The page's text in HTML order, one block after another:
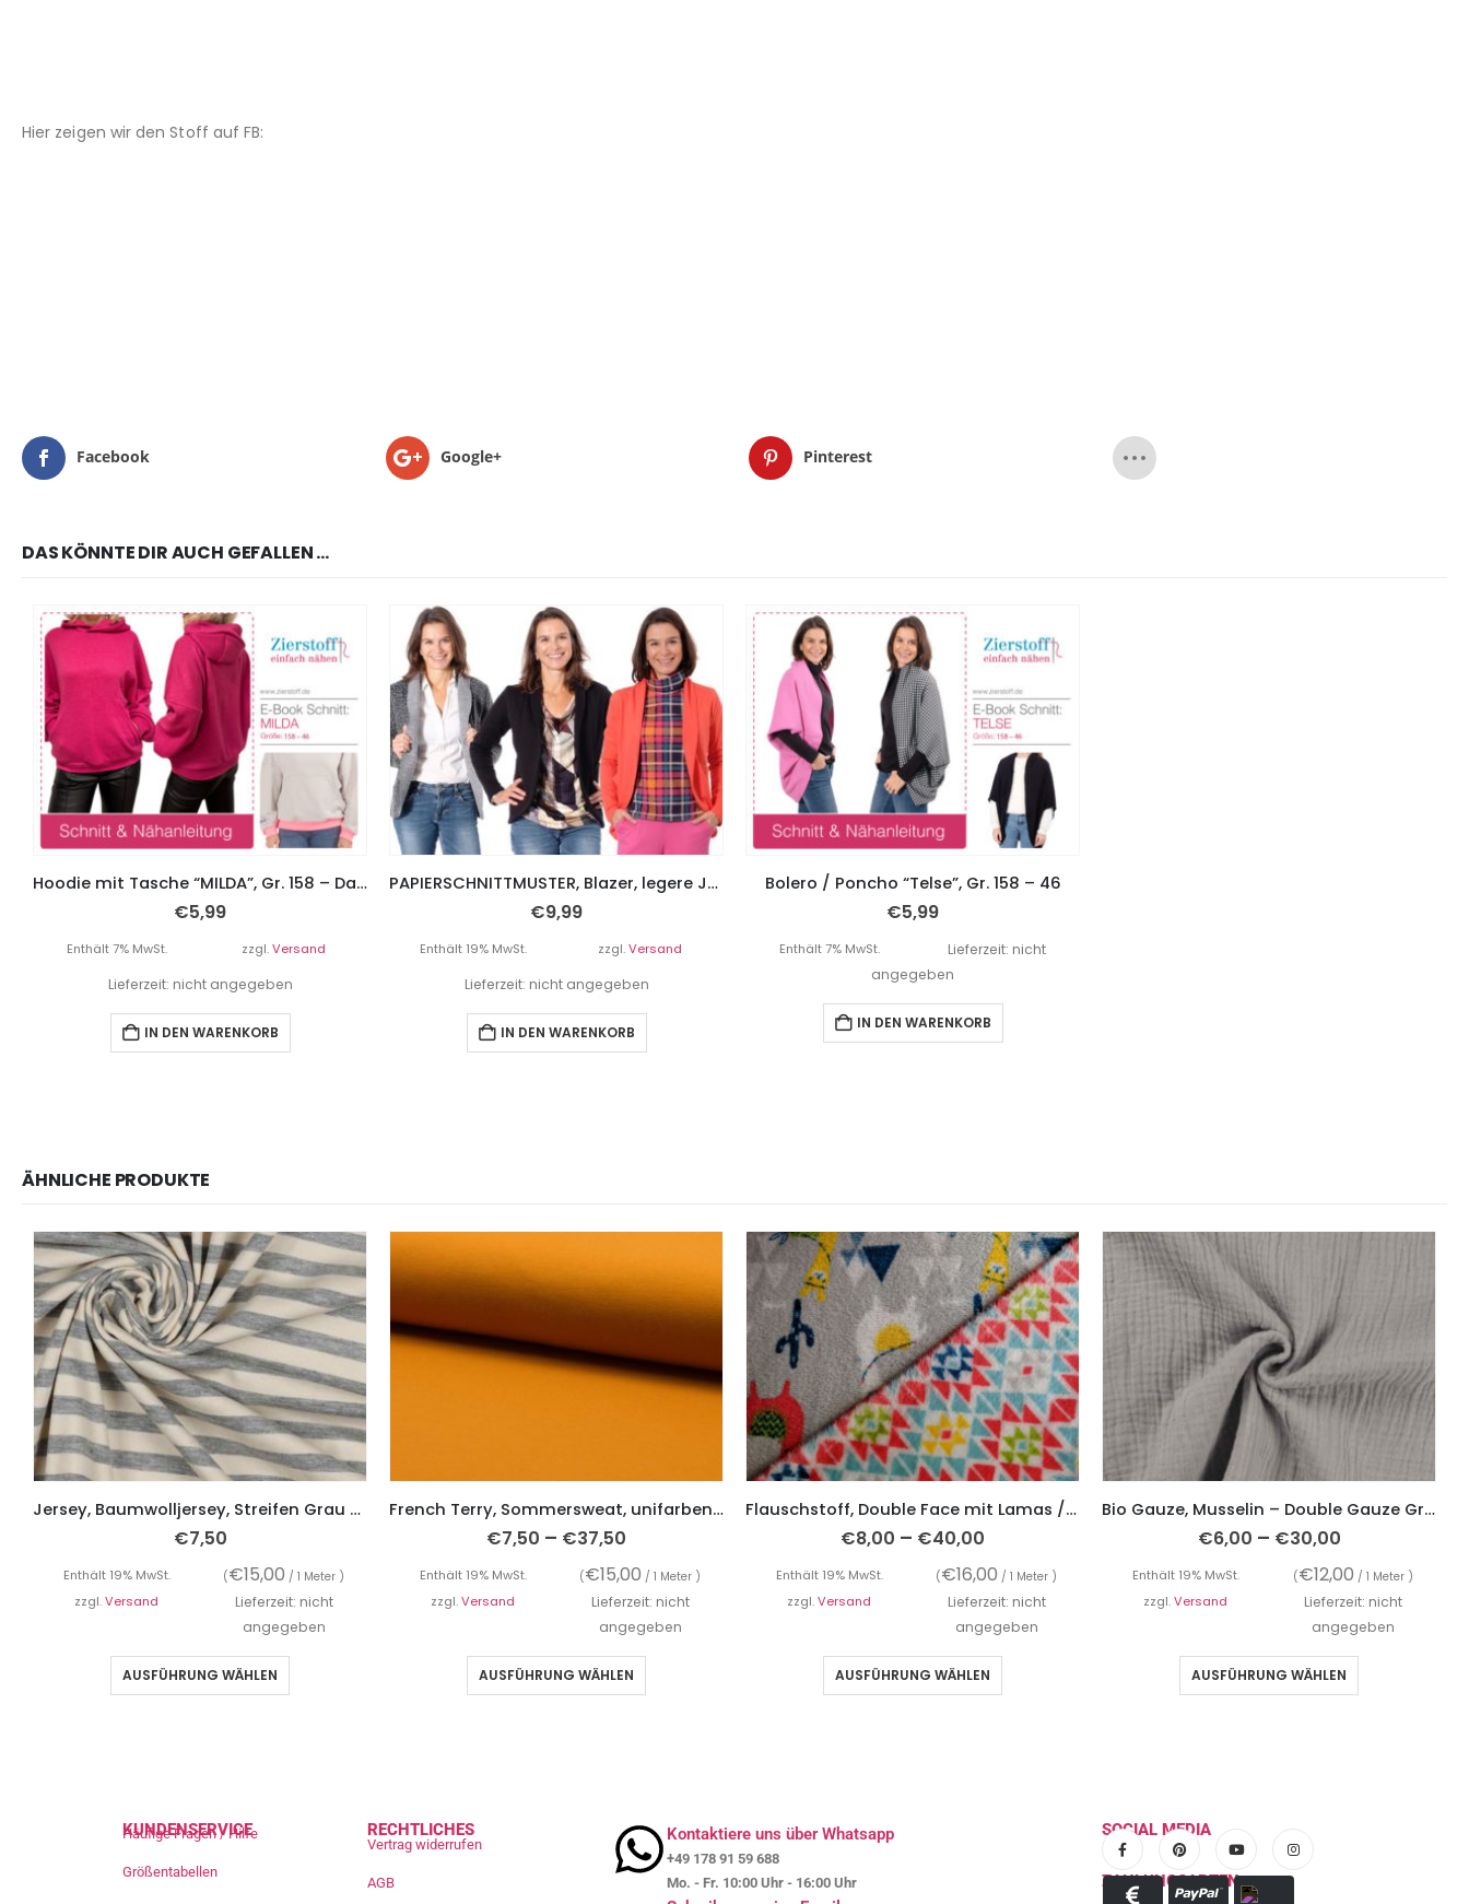
Hier zeigen wir den Stoff auf FB:
Facebook Google+ Pinterest
DAS KÖNNTE DIR AUCH GEFALLEN …
Hoodie mit Tasche “MILDA”, Gr. 158 – Damengr. 46
€5,99
Enthält 7% MwSt. zzgl.Versand
Lieferzeit: nicht angegeben
IN DEN WARENKORB
PAPIERSCHNITTMUSTER, Blazer, legere Jacke “LILO” – Gr. 158 – Damengr. 46
€9,99
Enthält 19% MwSt. zzgl.Versand
Lieferzeit: nicht angegeben
IN DEN WARENKORB
Bolero / Poncho “Telse”, Gr. 158 – 46
€5,99
Enthält 7% MwSt.
Lieferzeit: nicht
angegeben
IN DEN WARENKORB
ÄHNLICHE PRODUKTE
Jersey, Baumwolljersey, Streifen Grau Melange / Ecru
€7,50
Enthält 19% MwSt. (€15,00 / 1 Meter )
zzgl.Versand
Lieferzeit: nicht
angegeben
AUSFÜHRUNG WÄHLEN
French Terry, Sommersweat, unifarben Curry, Sweatshirtstoff
€7,50 – €37,50
Enthält 19% MwSt. (€15,00 / 1 Meter )
zzgl.Versand
Lieferzeit: nicht
angegeben
AUSFÜHRUNG WÄHLEN
Flauschstoff, Double Face mit Lamas / Zackenmusterung
€8,00 – €40,00
Enthält 19% MwSt. (€16,00 / 1 Meter )
zzgl.Versand
Lieferzeit: nicht
angegeben
AUSFÜHRUNG WÄHLEN
Bio Gauze, Musselin – Double Gauze Grau – unifarben
€6,00 – €30,00
Enthält 19% MwSt. (€12,00 / 1 Meter )
zzgl.Versand
Lieferzeit: nicht
angegeben
AUSFÜHRUNG WÄHLEN
KUNDENSERVICE
Häufige Fragen / Hilfe
Größentabellen
RECHTLICHES
Vertrag widerrufen
AGB
Kontaktiere uns über Whatsapp
+49 178 91 59 688
Mo. - Fr. 10:00 Uhr - 16:00 Uhr
SOCIAL MEDIA
ZAHLUNGSARTEN